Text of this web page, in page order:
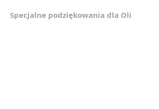
Specjalne podziękowania dla Oli